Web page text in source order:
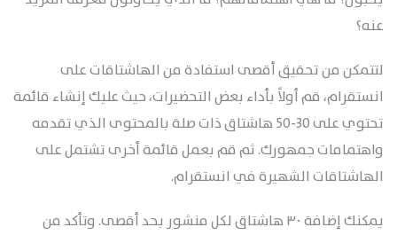
عنه؟
لتتمكن من تحقيق أقصى استفادة من الهاشتاقات على
انستقرام، قم أولاً بأداء بعض التحضيرات، حيث عليك إنشاء قائمة
تحتوي على 30-50 هاشتاق ذات صلة بالمحتوى الذي تقدمه
واهتمامات جمهورك. ثم قم بعمل قائمة أخرى تشتمل على
الهاشتاقات الشهيرة في انستقرام.
يمكنك إضافة ٣٠ هاشتاق لكل منشور بحد أقصى. وتأكد من